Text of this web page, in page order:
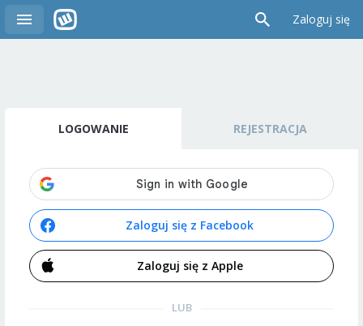
Zaloguj się
LOGOWANIE REJESTRACJA
Zaloguj się z Facebook
Zaloguj się z Apple
LUB